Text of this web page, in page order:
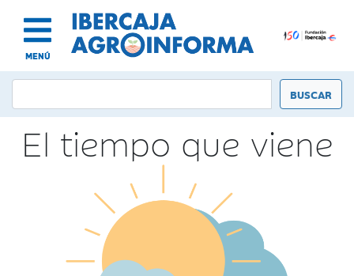
MENÚ
El tiempo que viene